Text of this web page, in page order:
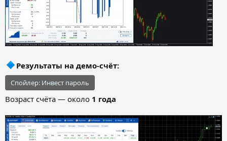
Результаты на демо-счёт:
Спойлер: Инвест пароль
Возраст счёта — около 1 года